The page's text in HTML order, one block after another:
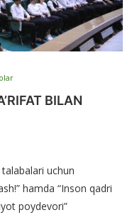
BILAN
uchun
hamda “Inson qadri
poydevori”